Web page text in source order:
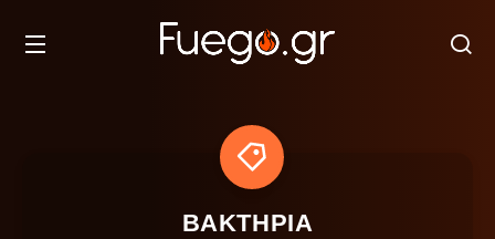
ΒΑΚΤΗΡΙΑ